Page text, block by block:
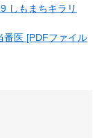
しもまちキラリ
番医 [PDFファイル